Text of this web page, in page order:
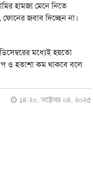
হামজা মেনে নিতে
জবাব দিচ্ছেন না।
মধ্যেই হয়তো
ও হতাশা কম থাকবে বলে
১৪:২০, অক্টোবর ০৪, ২০২৫